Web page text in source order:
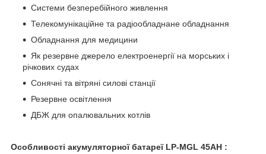
Системи безперебійного живлення
Телекомунікаційне та радіообладнане обладнання
Обладнання для медицини
Як резервне джерело електроенергії на морських і
річкових судах
Сонячні та вітряні силові станції
Резервне освітлення
ДБЖ для опалювальних котлів
Особливості акумуляторної батареї LP-MGL 45AH :